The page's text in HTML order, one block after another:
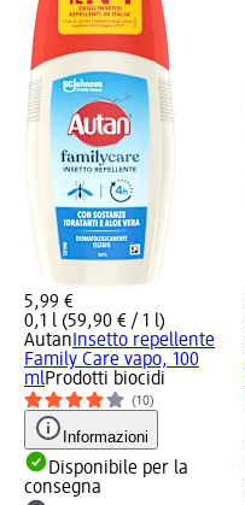
5,99 €
0,1 l (59,90 € / 1 l)
Autan Insetto repellente
Family Care vapo, 100
mlProdotti biocidi
(10)
Informazioni
Disponibile per la
consegna